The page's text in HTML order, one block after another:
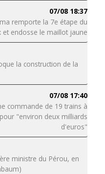
07/08 18:37
remporte la 7e étape du
et endosse le maillot jaune
la construction de la
07/08 17:40
commande de 19 trains à
"environ deux milliards
d'euros"
ministre du Pérou, en